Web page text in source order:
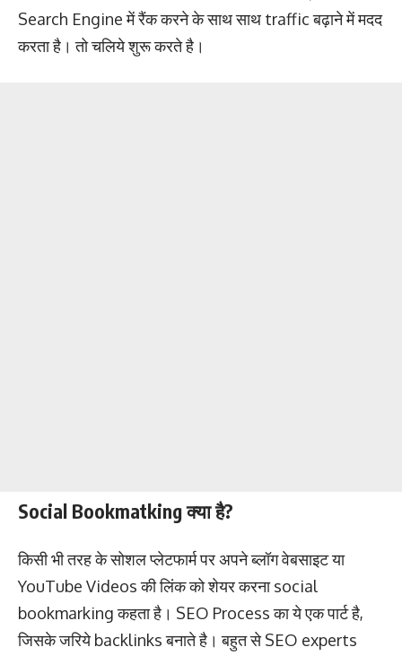
Search Engine में रैंक करने के साथ साथ traffic बढ़ाने में मदद
करता है। तो चलिये शुरू करते है।
Social Bookmatking क्या है?
किसी भी तरह के सोशल प्लेटफार्म पर अपने ब्लॉग वेबसाइट या
YouTube Videos की लिंक को शेयर करना social
bookmarking कहता है। SEO Process का ये एक पार्ट है,
जिसके जरिये backlinks बनाते है। बहुत से SEO experts